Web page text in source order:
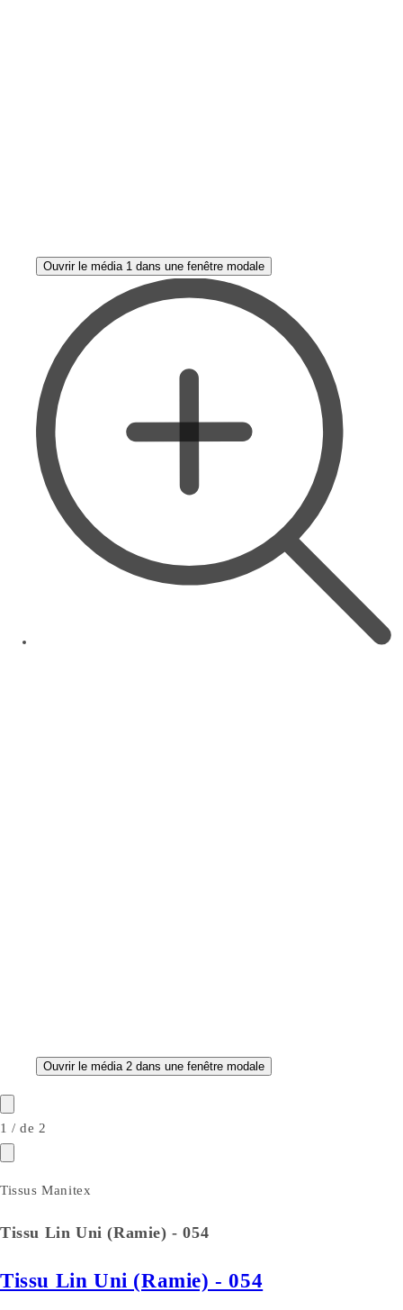
Ouvrir le média 1 dans une fenêtre modale
Ouvrir le média 2 dans une fenêtre modale
1 /de 2
Tissus Manitex
Tissu Lin Uni (Ramie) - 054
Tissu Lin Uni (Ramie) - 054